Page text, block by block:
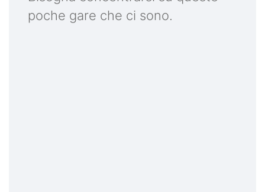
poche gare che ci sono.